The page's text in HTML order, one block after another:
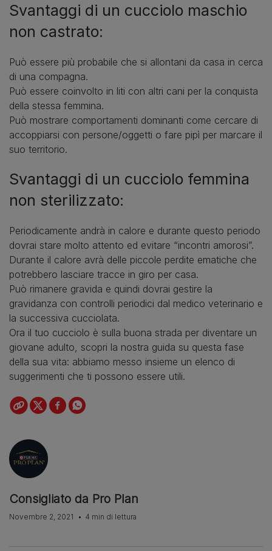
Svantaggi di un cucciolo maschio
non castrato:
Può essere più probabile che si allontani da casa in cerca
di una compagna.
Può essere coinvolto in liti con altri cani per la conquista
della stessa femmina.
Può mostrare comportamenti dominanti come cercare di
accoppiarsi con persone/oggetti o fare pipì per marcare il
suo territorio.
Svantaggi di un cucciolo femmina
non sterilizzato:
Periodicamente andrà in calore e durante questo periodo
dovrai stare molto attento ed evitare “incontri amorosi”.
Durante il calore avrà delle piccole perdite ematiche che
potrebbero lasciare tracce in giro per casa.
Può rimanere gravida e quindi dovrai gestire la
gravidanza con controlli periodici dal medico veterinario e
la successiva cucciolata.
Ora il tuo cucciolo è sulla buona strada per diventare un
giovane adulto, scopri la nostra guida su questa fase
della sua vita: abbiamo messo insieme un elenco di
suggerimenti che ti possono essere utili.
Consigliato da Pro Plan
Novembre 2, 2021 4 min di lettura